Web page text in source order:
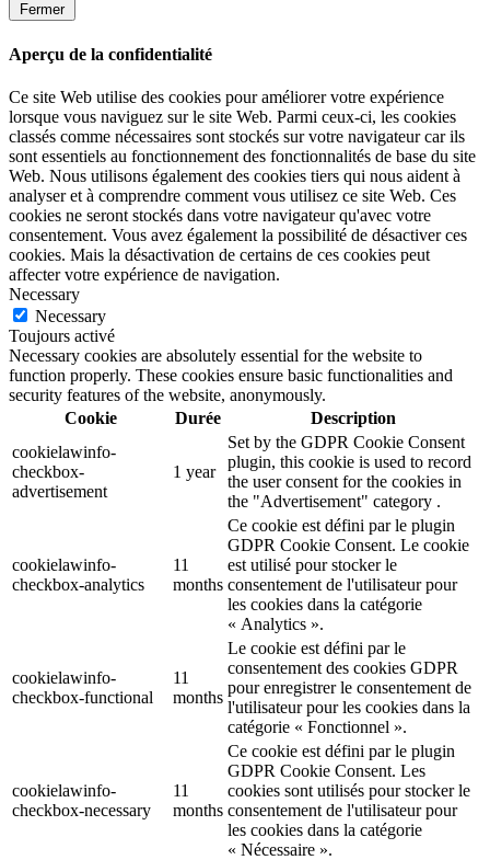
Fermer
Aperçu de la confidentialité
Ce site Web utilise des cookies pour améliorer votre expérience
lorsque vous naviguez sur le site Web. Parmi ceux-ci, les cookies
classés comme nécessaires sont stockés sur votre navigateur car ils
sont essentiels au fonctionnement des fonctionnalités de base du site
Web. Nous utilisons également des cookies tiers qui nous aident à
analyser et à comprendre comment vous utilisez ce site Web. Ces
cookies ne seront stockés dans votre navigateur qu'avec votre
consentement. Vous avez également la possibilité de désactiver ces
cookies. Mais la désactivation de certains de ces cookies peut
affecter votre expérience de navigation.
Necessary
Necessary
Toujours activé
Necessary cookies are absolutely essential for the website to
function properly. These cookies ensure basic functionalities and
security features of the website, anonymously.
Cookie
Durée
Description
cookielawinfo-
checkbox-
advertisement
1 year
Set by the GDPR Cookie Consent
plugin, this cookie is used to record
the user consent for the cookies in
the "Advertisement" category .
cookielawinfo-
checkbox-analytics
11
months
Ce cookie est défini par le plugin
GDPR Cookie Consent. Le cookie
est utilisé pour stocker le
consentement de l'utilisateur pour
les cookies dans la catégorie
« Analytics ».
cookielawinfo-
checkbox-functional
11
months
Le cookie est défini par le
consentement des cookies GDPR
pour enregistrer le consentement de
l'utilisateur pour les cookies dans la
catégorie « Fonctionnel ».
cookielawinfo-
checkbox-necessary
11
months
Ce cookie est défini par le plugin
GDPR Cookie Consent. Les
cookies sont utilisés pour stocker le
consentement de l'utilisateur pour
les cookies dans la catégorie
« Nécessaire ».